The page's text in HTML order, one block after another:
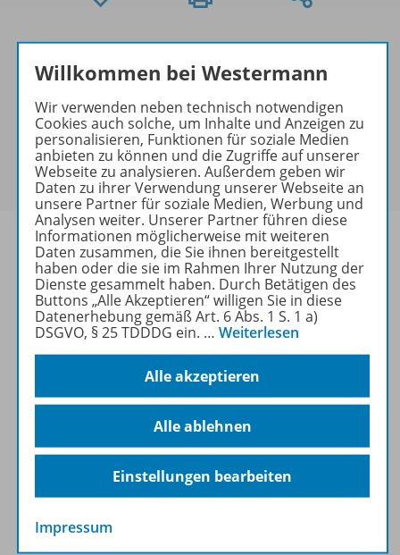
Exklusiver Kundenkreis
Dieses Produkt darf nur von
Erziehern/Erzieherinnen, Lehrkräften,
Referendaren/Referendarinnen,
Studenten/Studentinnen und Universitätslehrenden
erworben werden.
Produktinformationen
Beschreibung
Lizenzbedingungen
Zugehörige Produkte
Willkommen bei Westermann
Wir verwenden neben technisch notwendigen
Cookies auch solche, um Inhalte und Anzeigen zu
personalisieren, Funktionen für soziale Medien
anbieten zu können und die Zugriffe auf unserer
Webseite zu analysieren. Außerdem geben wir
Daten zu ihrer Verwendung unserer Webseite an
unsere Partner für soziale Medien, Werbung und
Analysen weiter. Unserer Partner führen diese
Informationen möglicherweise mit weiteren
Daten zusammen, die Sie ihnen bereitgestellt
haben oder die sie im Rahmen Ihrer Nutzung der
Dienste gesammelt haben. Durch Betätigen des
Buttons „Alle Akzeptieren“ willigen Sie in diese
Datenerhebung gemäß Art. 6 Abs. 1 S. 1 a)
DSGVO, § 25 TDDDG ein. … Weiterlesen
Alle akzeptieren
Alle ablehnen
Einstellungen bearbeiten
Impressum